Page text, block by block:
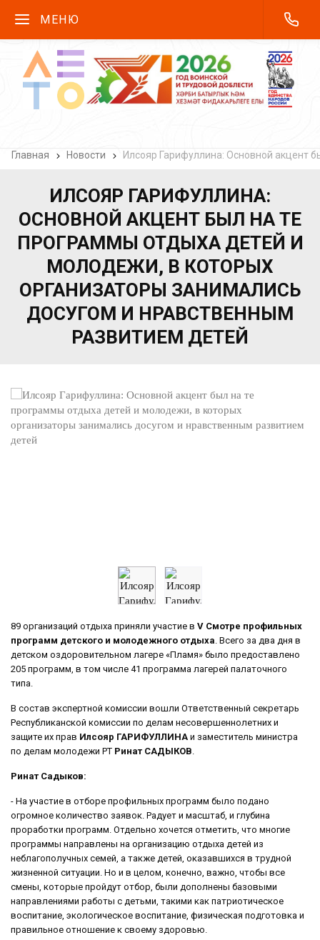
МЕНЮ
Главная Новости Илсояр Гарифуллина: Основной акцент
ИЛСОЯР ГАРИФУЛЛИНА:
ОСНОВНОЙ АКЦЕНТ БЫЛ НА ТЕ
ПРОГРАММЫ ОТДЫХА ДЕТЕЙ И
МОЛОДЕЖИ, В КОТОРЫХ
ОРГАНИЗАТОРЫ ЗАНИМАЛИСЬ
ДОСУГОМ И НРАВСТВЕННЫМ
РАЗВИТИЕМ ДЕТЕЙ
89 организаций отдыха приняли участие в V Смотре профильных
программ детского и молодежного отдыха. Всего за два дня в
детском оздоровительном лагере «Пламя» было предоставлено
205 программ, в том числе 41 программа лагерей палаточного
типа.
В состав экспертной комиссии вошли Ответственный секретарь
Республиканской комиссии по делам несовершеннолетних и
защите их прав Илсояр ГАРИФУЛЛИНА и заместитель министра
по делам молодежи РТ Ринат САДЫКОВ.
Ринат Садыков:
- На участие в отборе профильных программ было подано
огромное количество заявок. Радует и масштаб, и глубина
проработки программ. Отдельно хочется отметить, что многие
программы направлены на организацию отдыха детей из
неблагополучных семей, а также детей, оказавшихся в трудной
жизненной ситуации. Но и в целом, конечно, важно, чтобы все
смены, которые пройдут отбор, были дополнены базовыми
направлениями работы с детьми, такими как патриотическое
воспитание, экологическое воспитание, физическая подготовка и
правильное отношение к своему здоровью.